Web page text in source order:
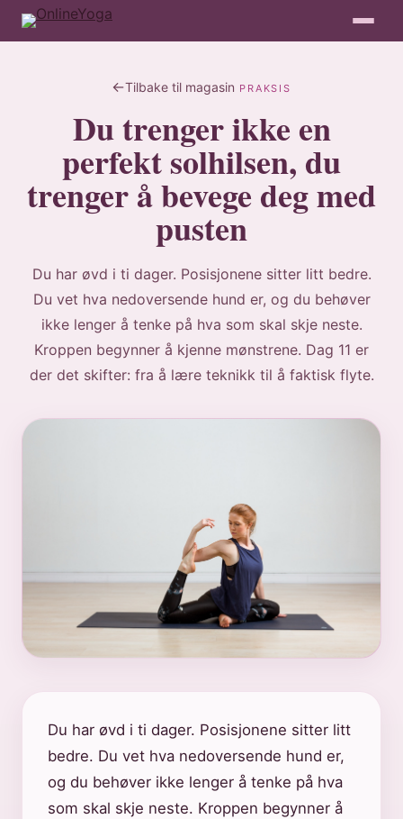
Tilbake til magasin PRAKSIS
Du trenger ikke en
perfekt solhilsen, du
trenger å bevege deg med
pusten
Du har øvd i ti dager. Posisjonene sitter litt bedre.
Du vet hva nedoversende hund er, og du behøver
ikke lenger å tenke på hva som skal skje neste.
Kroppen begynner å kjenne mønstrene. Dag 11 er
der det skifter: fra å lære teknikk til å faktisk flyte.
Du har øvd i ti dager. Posisjonene sitter litt
bedre. Du vet hva nedoversende hund er,
og du behøver ikke lenger å tenke på hva
som skal skje neste. Kroppen begynner å